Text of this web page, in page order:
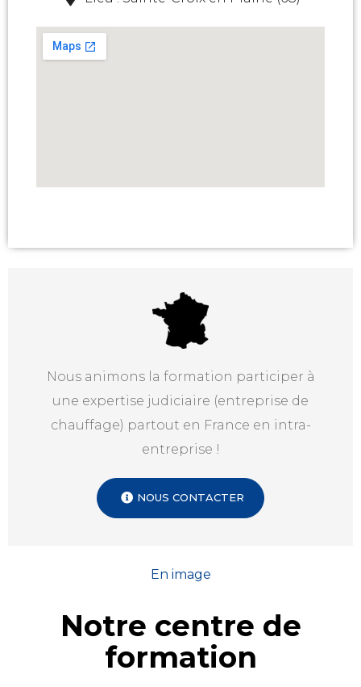
Nous animons la formation participer à
une expertise judiciaire (entreprise de
chauffage) partout en France en intra-
entreprise !
NOUS CONTACTER
En image
Notre centre de
formation